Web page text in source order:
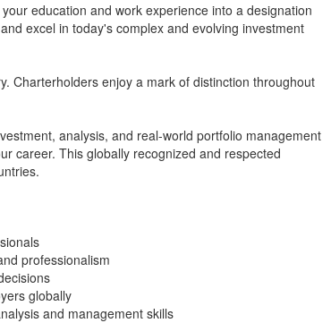
education and work experience into a designation
excel in today's complex and evolving investment
Charterholders enjoy a mark of distinction throughout
analysis, and real-world portfolio management
career. This globally recognized and respected
professionalism
globally
and management skills